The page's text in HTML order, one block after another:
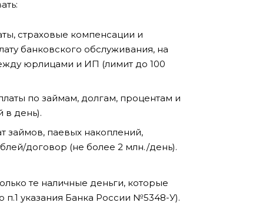
страховые компенсации и
банковского обслуживания, на
юрлицами и ИП (лимит до 100
по займам, долгам, процентам и
в день).
займов, паевых накоплений,
договор (не более 2 млн./день).
те наличные деньги, которые
п.1 указания Банка России №5348-У).